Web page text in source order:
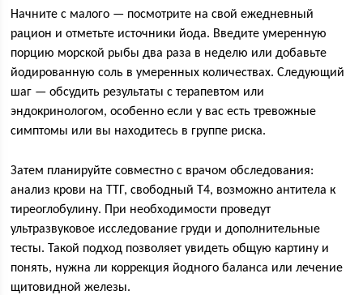
Начните с малого — посмотрите на свой ежедневный
рацион и отметьте источники йода. Введите умеренную
порцию морской рыбы два раза в неделю или добавьте
йодированную соль в умеренных количествах. Следующий
шаг — обсудить результаты с терапевтом или
эндокринологом, особенно если у вас есть тревожные
симптомы или вы находитесь в группе риска.
Затем планируйте совместно с врачом обследования:
анализ крови на ТТГ, свободный Т4, возможно антитела к
тиреоглобулину. При необходимости проведут
ультразвуковое исследование груди и дополнительные
тесты. Такой подход позволяет увидеть общую картину и
понять, нужна ли коррекция йодного баланса или лечение
щитовидной железы.